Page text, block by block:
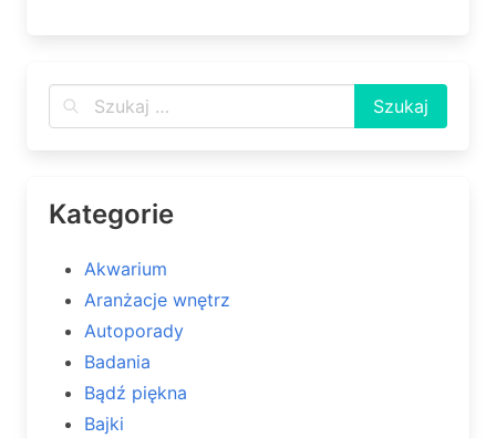
Kategorie
Akwarium
Aranżacje wnętrz
Autoporady
Badania
Bądź piękna
Bajki